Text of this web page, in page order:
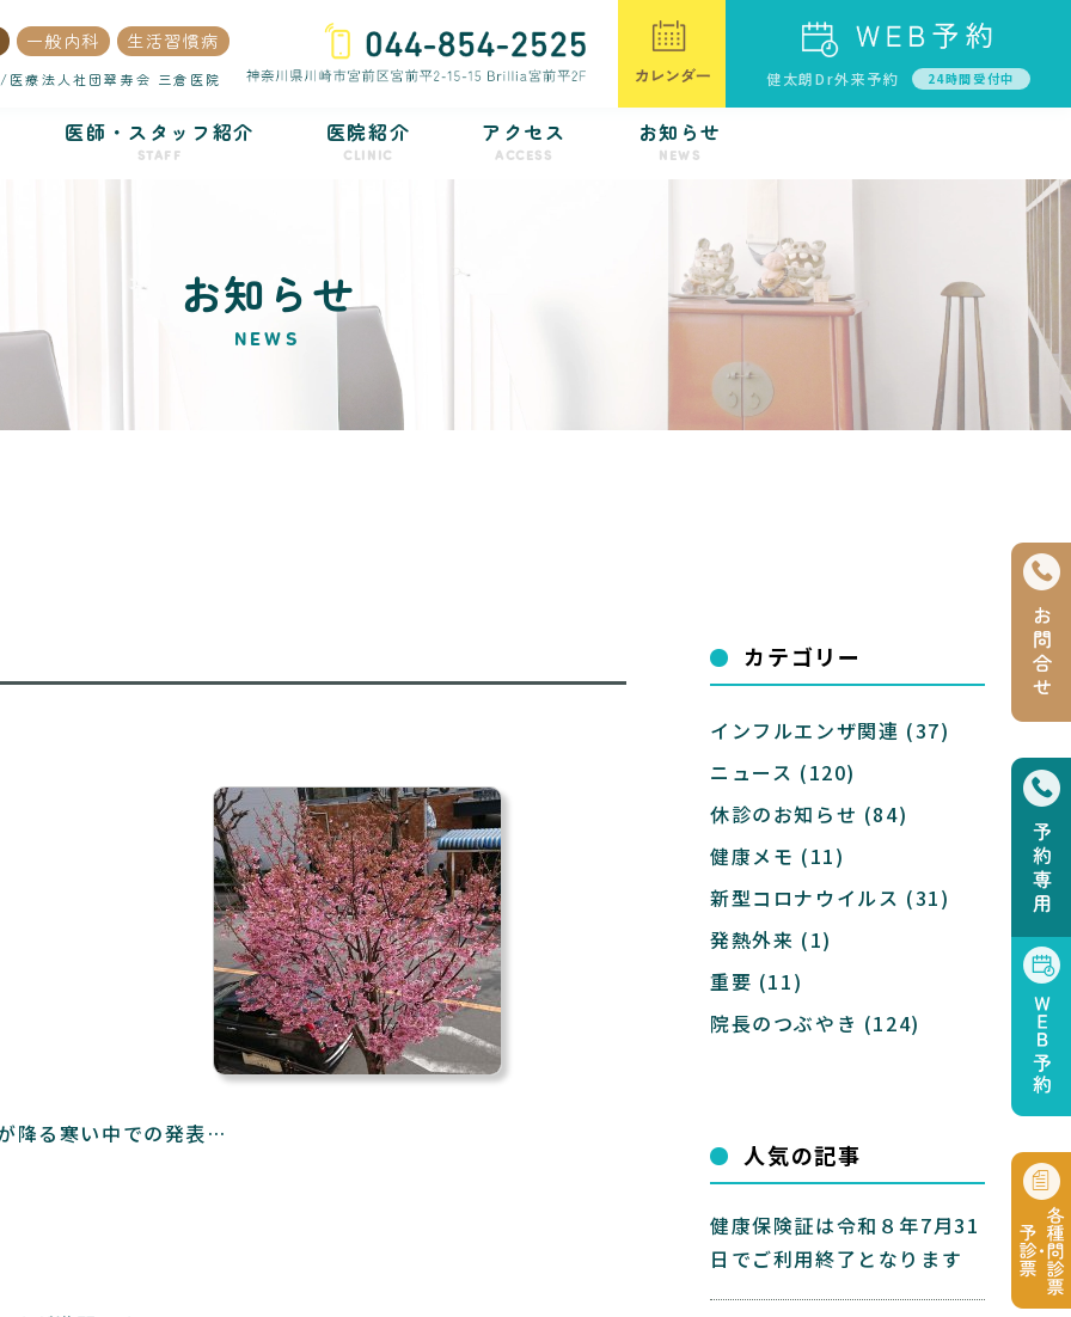
一般内科 生活習慣病
療法人社団翠寿会 三倉医院 健太朗Dr外来予約 24時間受付中
医師・スタッフ紹介
STAFF
医院紹介
CLINIC
アクセス
ACCESS
お知らせ
NEWS
お知らせ
NEWS
降る寒い中での発表…
カテゴリー
インフルエンザ関連 (37)
ニュース (120)
休診のお知らせ (84)
健康メモ (11)
新型コロナウイルス (31)
発熱外来 (1)
重要 (11)
院長のつぶやき (124)
人気の記事
健康保険証は令和８年7月31
日でご利用終了となります